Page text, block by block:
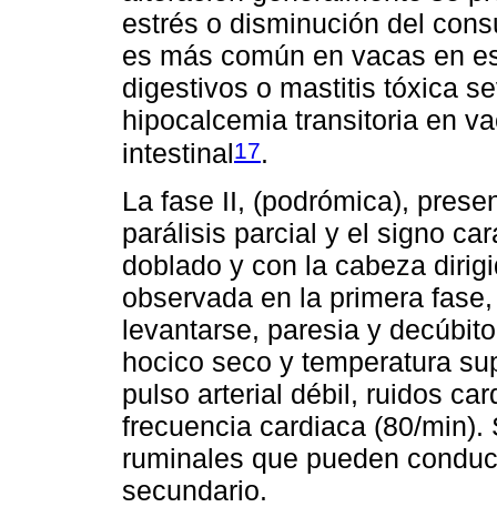
estrés o disminución del
es más común en vacas en
digestivos o mastitis tóxica
hipocalcemia transitoria en
intestinal17.
La fase II, (podrómica),
parálisis parcial y el signo
doblado y con la cabeza
observada en la primera
levantarse, paresia y
hocico seco y temperatura
pulso arterial débil, ruidos
frecuencia cardiaca (80/
ruminales que pueden
secundario.